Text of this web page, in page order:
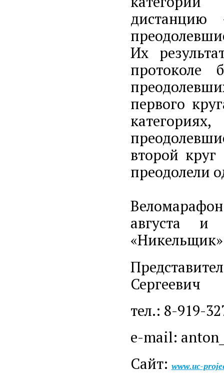
Их
протоколе
первого
второй
преодолели
августа и
«Никельщик»
Сергеевич
тел.: 8-919-
e-mail:
Сайт: www.uc-